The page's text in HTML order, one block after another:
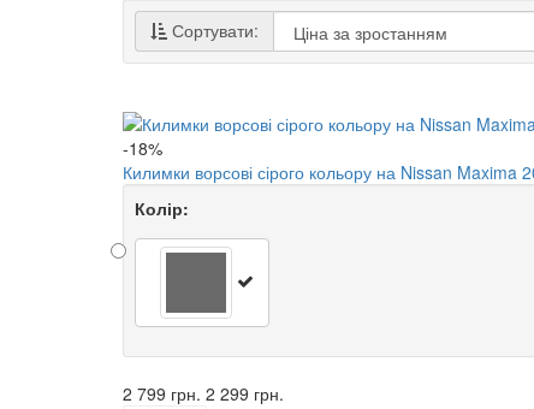
Сортувати:
-18%
Килимки ворсові сірого кольору на Nissan Maxima
Колір:
2 799 грн. 2 299 грн.